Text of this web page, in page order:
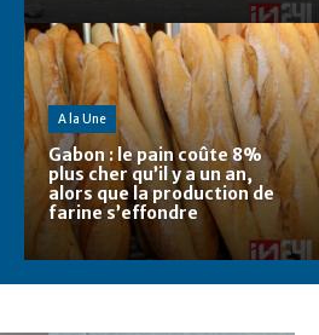
A la Une
Gabon : le pain coûte 8%
plus cher qu’il y a un an,
alors que la production de
farine s’effondre